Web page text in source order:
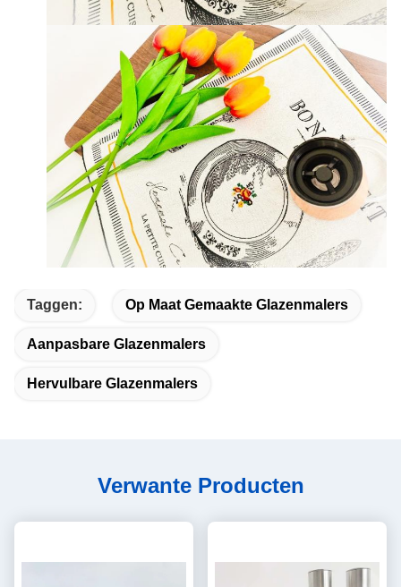
Taggen: Op Maat Gemaakte Glazenmalers
Aanpasbare Glazenmalers
Hervulbare Glazenmalers
Verwante Producten